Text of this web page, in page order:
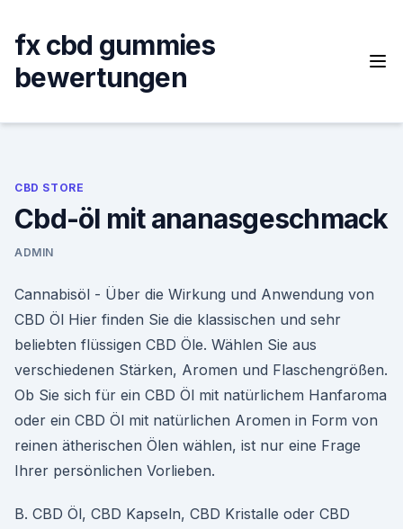
content
fx cbd gummies
bewertungen
CBD STORE
Cbd-öl mit ananasgeschmack
ADMIN
Cannabisöl - Über die Wirkung und Anwendung von
CBD Öl Hier finden Sie die klassischen und sehr
beliebten flüssigen CBD Öle. Wählen Sie aus
verschiedenen Stärken, Aromen und Flaschengrößen.
Ob Sie sich für ein CBD Öl mit natürlichem Hanfaroma
oder ein CBD Öl mit natürlichen Aromen in Form von
reinen ätherischen Ölen wählen, ist nur eine Frage
Ihrer persönlichen Vorlieben.
B. CBD Öl, CBD Kapseln, CBD Kristalle oder CBD